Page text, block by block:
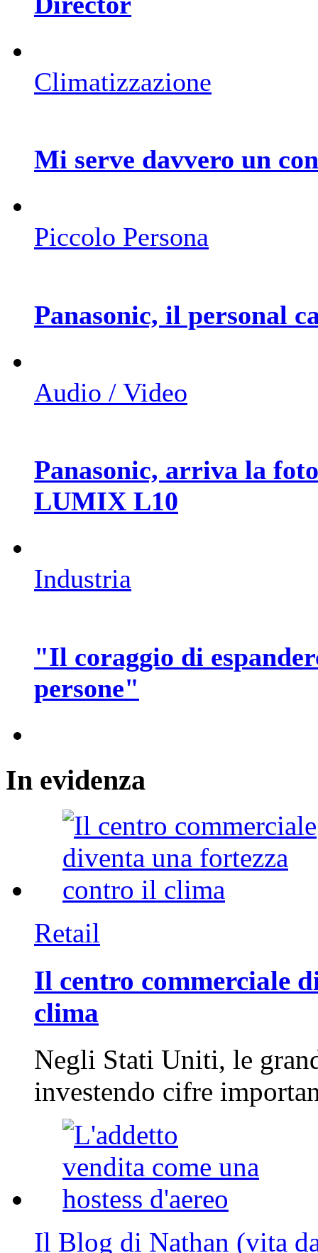
Climatizzazione
Mi serve davvero un
Piccolo Persona
Panasonic, il personal
Audio / Video
Panasonic, arriva la
LUMIX L10
Industria
"Il coraggio di
persone"
In evidenza
Retail
Il centro commerciale
clima
Negli Stati Uniti, le
investendo cifre
Il Blog di Nathan (vita